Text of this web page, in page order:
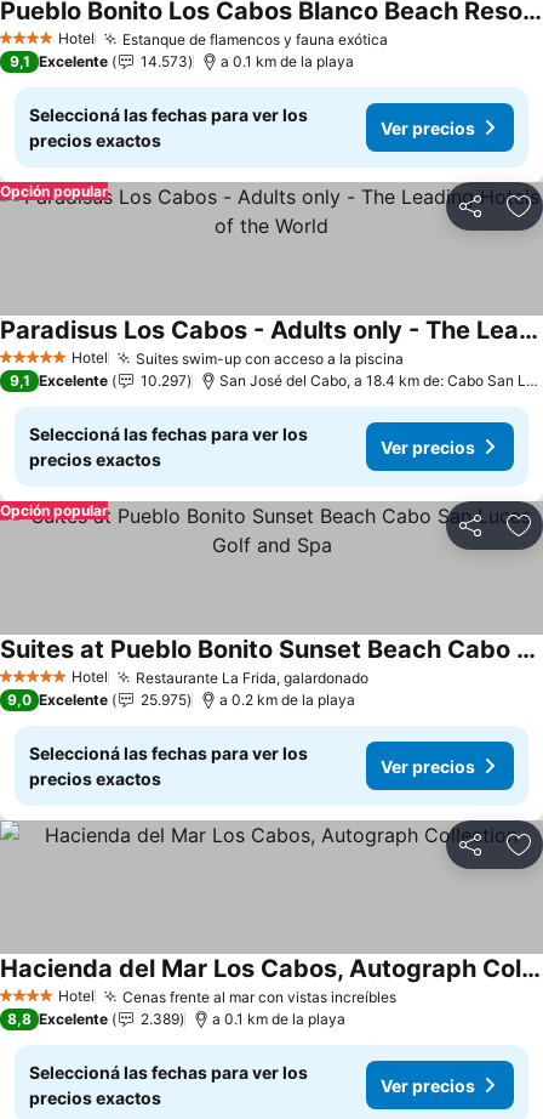
4 EstrellasHotel Estanque de flamencos y fauna exótica
Pueblo Bonito Los Cabos Blanco Beach Resort - All Inclusive
Ver precios
9,1 Excelente 14.573 a 0.1 km de la playa
Seleccioná las fechas para ver los
precios exactos
Ver precios
Compartir
Opción popular
5 Estrellas Hotel Suites swim-up con acceso a la piscina
Paradisus Los Cabos - Adults only - The Leading Hotels of the World
Ver precios
9,1 Excelente 10.297 San José del Cabo, a 18.4 km de: Cabo San
Seleccioná las fechas para ver los
precios exactos
Ver precios
Compartir
Opción popular
5 Estrellas Hotel Restaurante La Frida, galardonadoVer precios
Suites at Pueblo Bonito Sunset Beach Cabo San Lucas Golf and Spa
Ver precios
9,0 Excelente 25.975 a 0.2 km de la playa
Seleccioná las fechas para ver los
precios exactos
Ver precios
Compartir
4 EstrellasHotel Cenas frente al mar con vistas increíblesVer precios
Hacienda del Mar Los Cabos, Autograph Collection
Ver precios
8,8 Excelente 2.389 a 0.1 km de la playa
Seleccioná las fechas para ver los
precios exactos
Ver precios